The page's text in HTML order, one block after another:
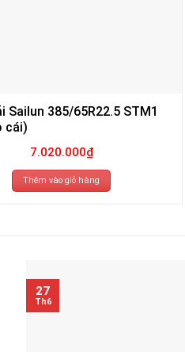
Sailun 385/65R22.5 STM1
cái)
7.020.000₫
Thêm vào giỏ hàng
27
Th6